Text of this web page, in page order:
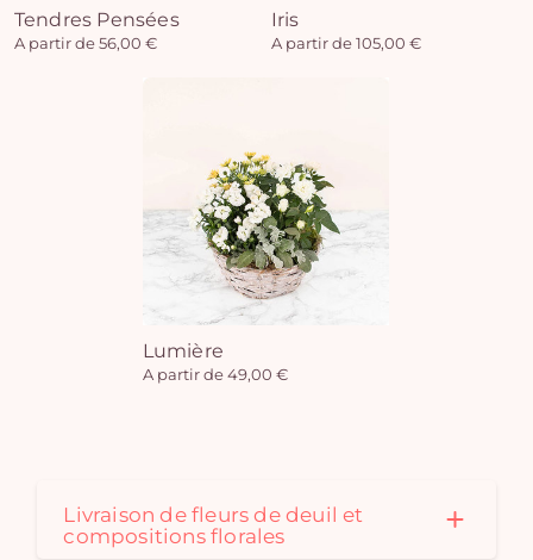
Tendres Pensées
A partir de 56,00 €
Iris
A partir de 105,00 €
Lumière
A partir de 49,00 €
Livraison de fleurs de deuil et
compositions florales